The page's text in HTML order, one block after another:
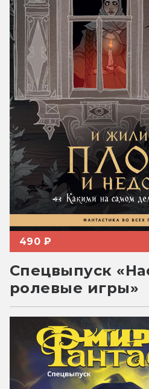
490 ₽
Спецвыпуск
ролевые игры»